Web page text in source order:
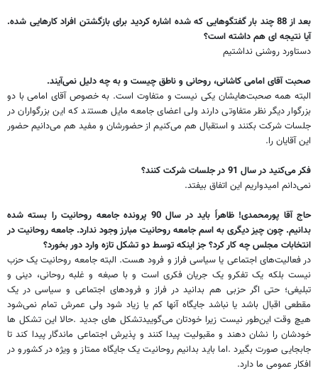
بعد از 88 چند بار گفتگوهایی که شده اشاره کردید برای بازگشتن افراد کارهایی شده.
آیا نتیجه ای هم داشته است؟
دستاورد روشنی نداشتیم
صحبت آقای امامی کاشانی، روحانی و ناطق چیست و به چه دلیل نمی‌آیند.
البته همه صحبت‌هایشان یکی نیست و متفاوت است. به خصوص آقای امامی با دو
بزرگوار دیگر نظر متفاوتی دارند ولی اعضای جامعه مایل هستند که این بزرگواران در
جلسات شرکت بکنند و استقبال هم می‌کنیم از حضورشان و مفید هم می‌دانیم حضور
این آقایان را.
فکر می‌کنید در سال 91 در جلسات شرکت کنند؟
نمی‌دانم امیدواریم این اتفاق بیفتد.
حاج آقا پورمحمدی! ظاهراً باید در سال 90 پرونده جامعه روحانیت را بسته شده
بدانیم. چون چیز دیگری به اسم جامعه روحانیت مبارز وجود ندارد. جامعه روحانیت در
انتخابات مجلس چه کار کرد؟ جز اینکه توسط دو تشکل تازه وارد دور بخورد؟
در فعالیت‌های اجتماعی یا سیاسی فراز و فرود هست. البته جامعه روحانیت یک حزب
نیست بلکه یک تفکرو یک جریان فکری است و با صبغه و غلبه روحانی، دینی و
تبلیغی؛ حتی اگر حزبی هم بدانید در فراز و فرود‌های اجتماعی و سیاسی در یک
مقطعی اقبال باشد یا نباشد جایگاه آنها کم یا زیاد شود ولی عمرش تمام نمی‌شود
هیچ وقت این‌طور نیست زیرا خودتان می‌گوییدتشکل های جدید .حالا این تشکل ها
خودشان را نشان دهند و مقبولیت پیدا کنند و پذیرش اجتماعی ماندگار پیدا کند تا
جابجایی صورت بگیرد .اما باید بدانیم روحانیت یک جایگاه ممتاز و ویژه در کشورو در
افکار عمومی ما دارد.